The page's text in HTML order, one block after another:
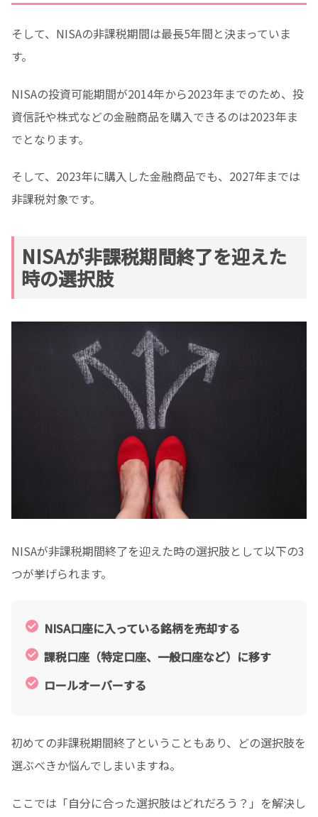
そして、NISAの非課税期間は最長5年間と決まっていま
す。
NISAの投資可能期間が2014年から2023年までのため、投
資信託や株式などの金融商品を購入できるのは2023年ま
でとなります。
そして、2023年に購入した金融商品でも、2027年までは
非課税対象です。
NISAが非課税期間終了を迎えた
時の選択肢
NISAが非課税期間終了を迎えた時の選択肢として以下の3
つが挙げられます。
NISA口座に入っている銘柄を売却する
課税口座（特定口座、一般口座など）に移す
ロールオーバーする
初めての非課税期間終了ということもあり、どの選択肢を
選ぶべきか悩んでしまいますね。
ここでは「自分に合った選択肢はどれだろう？」を解決し